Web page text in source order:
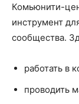
Комьюнити-
инструмент
сообщества.
работать в
проводить